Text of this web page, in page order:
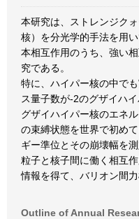
本研究は、ストレンジク
核）を分光学的手法を用
本相互作用のうち、強い
究である。
特に、ハイパー核の中で
ス量子数が-2のグザイハ
グザイハイパー核のエネ
の束縛状態を世界で初め
ギー準位とその崩壊幅を
粒子と核子間に働く相互
情報を得て、バリオン間
Outline of Annual